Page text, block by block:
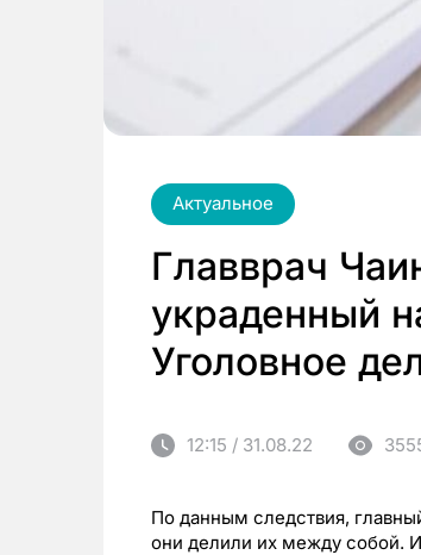
Актуальное
Главврач
украденный
Уголовное
12:15 / 31.08.22
По данным следствия,
они делили их между собой.